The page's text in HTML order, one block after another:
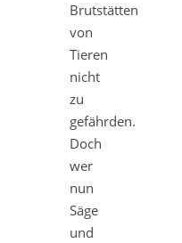
Brutstätten
von
Tieren
nicht
zu
gefährden.
Doch
wer
nun
Säge
und